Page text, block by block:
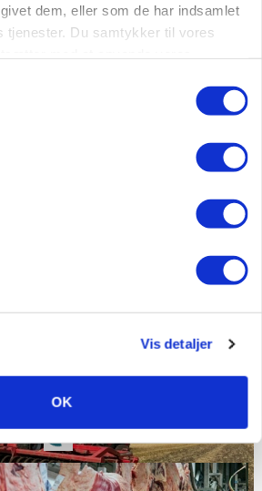
dem, eller som de har indsamlet
tjenester. Du samtykker til vores
Vis detaljer
OK
tilskud til naturprojekter
kører: Her er efterårets største
Annonce
Loading...